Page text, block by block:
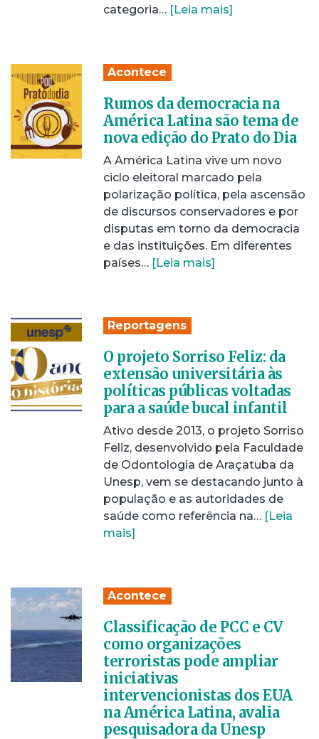
categoria… [Leia mais]
Acontece
Rumos da democracia na
América Latina são tema de
nova edição do Prato do Dia
A América Latina vive um novo
ciclo eleitoral marcado pela
polarização política, pela ascensão
de discursos conservadores e por
disputas em torno da democracia
e das instituições. Em diferentes
países… [Leia mais]
Reportagens
O projeto Sorriso Feliz: da
extensão universitária às
políticas públicas voltadas
para a saúde bucal infantil
Ativo desde 2013, o projeto Sorriso
Feliz, desenvolvido pela Faculdade
de Odontologia de Araçatuba da
Unesp, vem se destacando junto à
população e as autoridades de
saúde como referência na… [Leia
mais]
Acontece
Classificação de PCC e CV
como organizações
terroristas pode ampliar
iniciativas
intervencionistas dos EUA
na América Latina, avalia
pesquisadora da Unesp